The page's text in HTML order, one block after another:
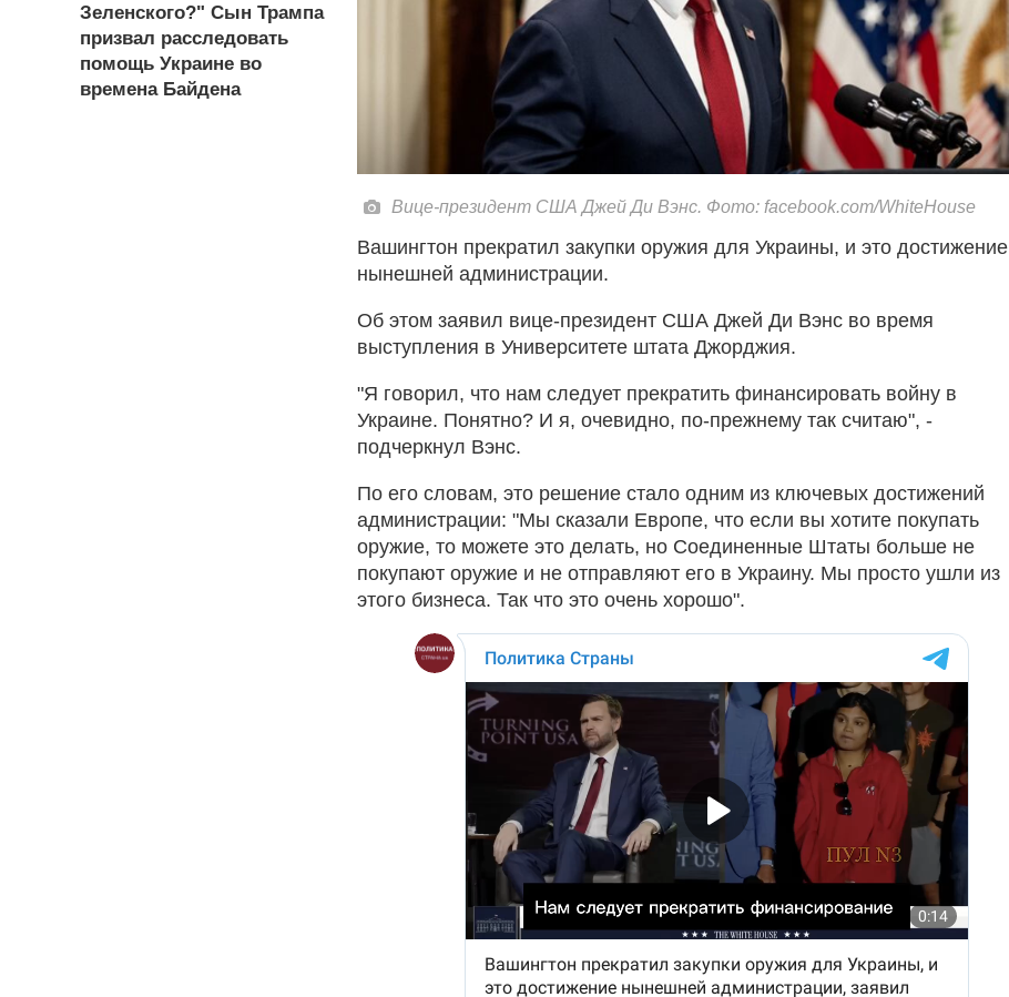
Зеленского?" Сын Трампа
призвал расследовать
помощь Украине во
времена Байдена
Вице-президент США Джей Ди Вэнс. Фото: facebook.com/WhiteHouse
Вашингтон прекратил закупки оружия для Украины, и это достижение
нынешней администрации.
Об этом заявил вице-президент США Джей Ди Вэнс во время
выступления в Университете штата Джорджия.
"Я говорил, что нам следует прекратить финансировать войну в
Украине. Понятно? И я, очевидно, по-прежнему так считаю", -
подчеркнул Вэнс.
По его словам, это решение стало одним из ключевых достижений
администрации: "Мы сказали Европе, что если вы хотите покупать
оружие, то можете это делать, но Соединенные Штаты больше не
покупают оружие и не отправляют его в Украину. Мы просто ушли из
этого бизнеса. Так что это очень хорошо".